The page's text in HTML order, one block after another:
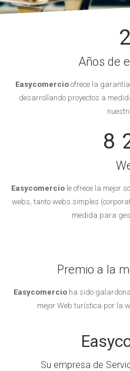
Años de
Easycomercioofrece la garantía
desarrollando proyectos a
8
Easycomercio le ofrece la mejor
webs, tanto webs simples
medida para
Premio a la
Easycomercio ha sido
mejor Web turística por la
Su empresa de